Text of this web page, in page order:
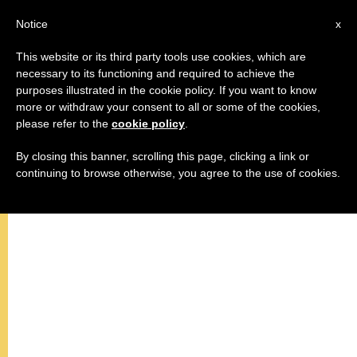
البابا يتحدث عن الوعود التي نقطعها
كأهل لأطفالنا وعن أهمية حفظها
x
Notice
This website or its third party tools use cookies, which are
necessary to its functioning and required to achieve the
purposes illustrated in the cookie policy. If you want to know
more or withdraw your consent to all or some of the cookies,
please refer to the cookie policy
By closing this banner, scrolling this page, clicking a link or
continuing to browse otherwise, you agree to the use of cookies.